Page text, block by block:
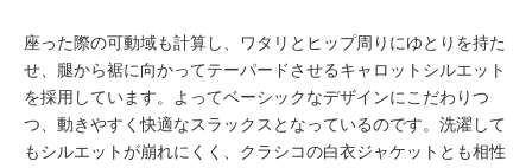
座った際の可動域も計算し、ワタリとヒップ周りにゆとりを持た
せ、腿から裾に向かってテーパードさせるキャロットシルエット
を採用しています。よってベーシックなデザインにこだわりつ
つ、動きやすく快適なスラックスとなっているのです。洗濯して
もシルエットが崩れにくく、クラシコの白衣ジャケットとも相性